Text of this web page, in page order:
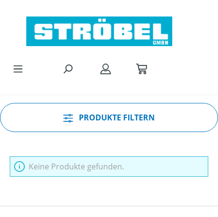
PRODUKTE FILTERN
Keine Produkte gefunden.